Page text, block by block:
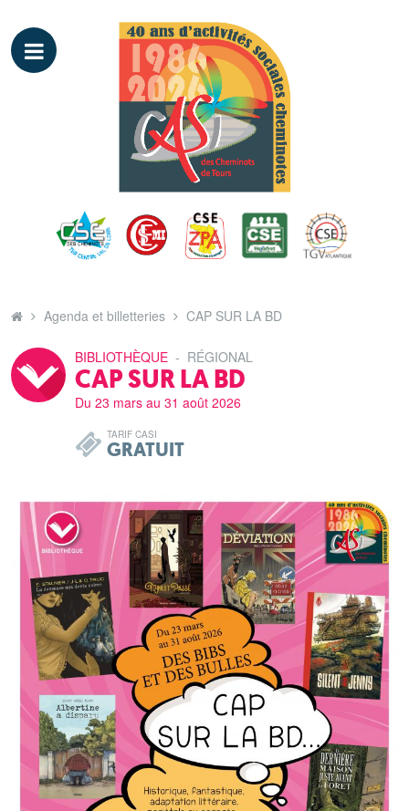
Agenda et billetteries CAP SUR LA BD
BIBLIOTHÈQUE - RÉGIONAL
CAP SUR LA BD
Du 23 mars au 31 août 2026
TARIF CASI
GRATUIT